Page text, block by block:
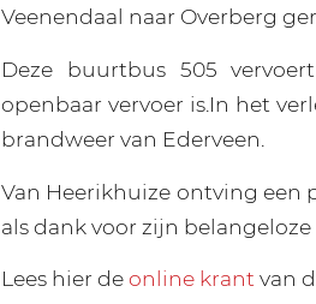
Veenendaal naar Overberg
Deze buurtbus 505
openbaar vervoer is.In het
brandweer van Ederveen.
Van Heerikhuize ontving een
als dank voor zijn belangeloze
Lees hier deonline krant van